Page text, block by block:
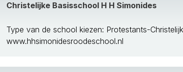
Christelijke Basisschool H H Simonides
Type van de school kiezen: Protestants-
www.hhsimonidesroodeschool.nl